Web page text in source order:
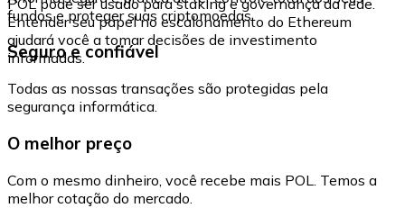
POL pode ser usado para staking e governança da rede.
Entender seu papel no escalonamento do Ethereum
ajudará você a tomar decisões de investimento
informadas.
fundos e proteger suas criptomoedas.
Seguro e confiável
Todas as nossas transações são protegidas pela
segurança informática.
O melhor preço
Com o mesmo dinheiro, você recebe mais POL. Temos a
melhor cotação do mercado.